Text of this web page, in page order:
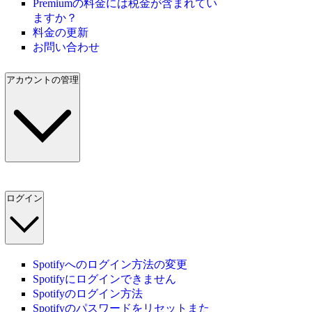
Premiumの料金には税金が含まれてい
ますか？
料金の更新
お問い合わせ
アカウントの管理
ログイン
Spotifyへのログイン方法の変更
Spotifyにログインできません
Spotifyのログイン方法
Spotifyのパスワードをリセットまた